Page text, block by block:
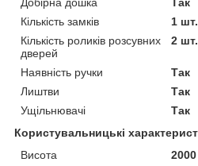
Кількість замків
1 шт.
Кількість роликів розсувних
дверей
2 шт.
Наявність ручки
Так
Лиштви
Так
Ущільнювачі
Так
Користувальницькі
Висота
2000